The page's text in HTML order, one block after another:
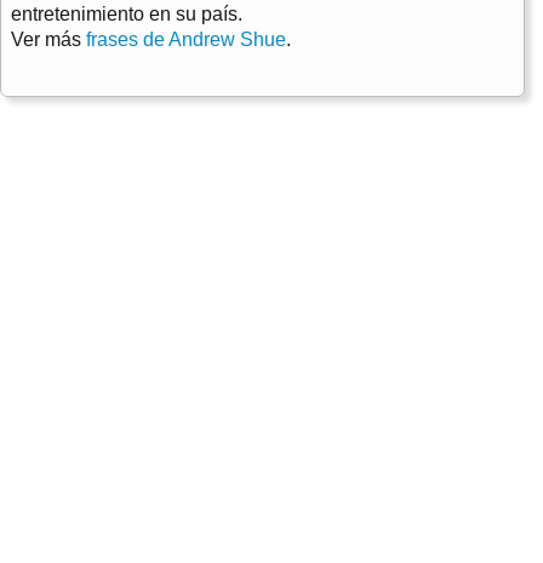
entretenimiento en su país.
Ver más frases de Andrew Shue.